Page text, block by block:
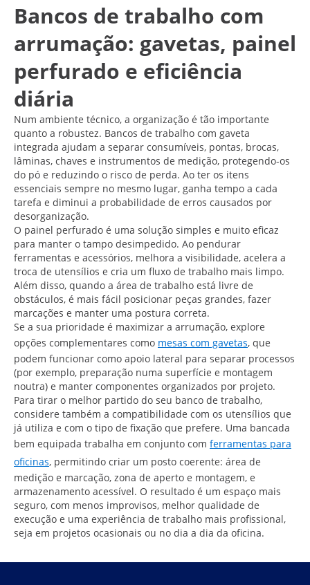
Bancos de trabalho com
arrumação: gavetas, painel
perfurado e eficiência
diária
Num ambiente técnico, a organização é tão importante
quanto a robustez. Bancos de trabalho com gaveta
integrada ajudam a separar consumíveis, pontas, brocas,
lâminas, chaves e instrumentos de medição, protegendo-os
do pó e reduzindo o risco de perda. Ao ter os itens
essenciais sempre no mesmo lugar, ganha tempo a cada
tarefa e diminui a probabilidade de erros causados por
desorganização.
O painel perfurado é uma solução simples e muito eficaz
para manter o tampo desimpedido. Ao pendurar
ferramentas e acessórios, melhora a visibilidade, acelera a
troca de utensílios e cria um fluxo de trabalho mais limpo.
Além disso, quando a área de trabalho está livre de
obstáculos, é mais fácil posicionar peças grandes, fazer
marcações e manter uma postura correta.
Se a sua prioridade é maximizar a arrumação, explore
opções complementares como mesas com gavetas, que
podem funcionar como apoio lateral para separar processos
(por exemplo, preparação numa superfície e montagem
noutra) e manter componentes organizados por projeto.
Para tirar o melhor partido do seu banco de trabalho,
considere também a compatibilidade com os utensílios que
já utiliza e com o tipo de fixação que prefere. Uma bancada
bem equipada trabalha em conjunto com ferramentas para
oficinas, permitindo criar um posto coerente: área de
medição e marcação, zona de aperto e montagem, e
armazenamento acessível. O resultado é um espaço mais
seguro, com menos improvisos, melhor qualidade de
execução e uma experiência de trabalho mais profissional,
seja em projetos ocasionais ou no dia a dia da oficina.